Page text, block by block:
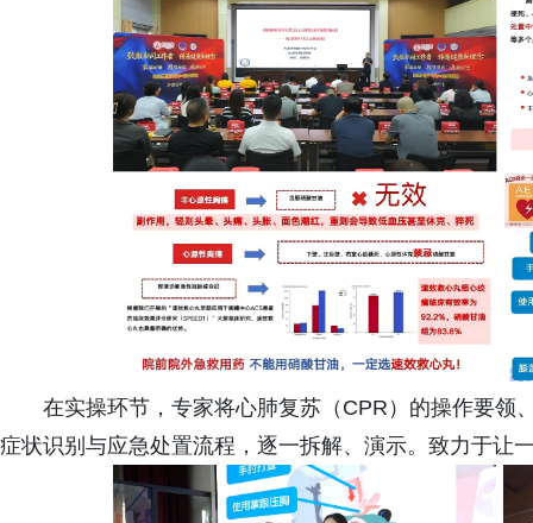
在实操环节，专家将心肺复苏（CPR）的操作要领
症状识别与应急处置流程，逐一拆解、演示。致力于让